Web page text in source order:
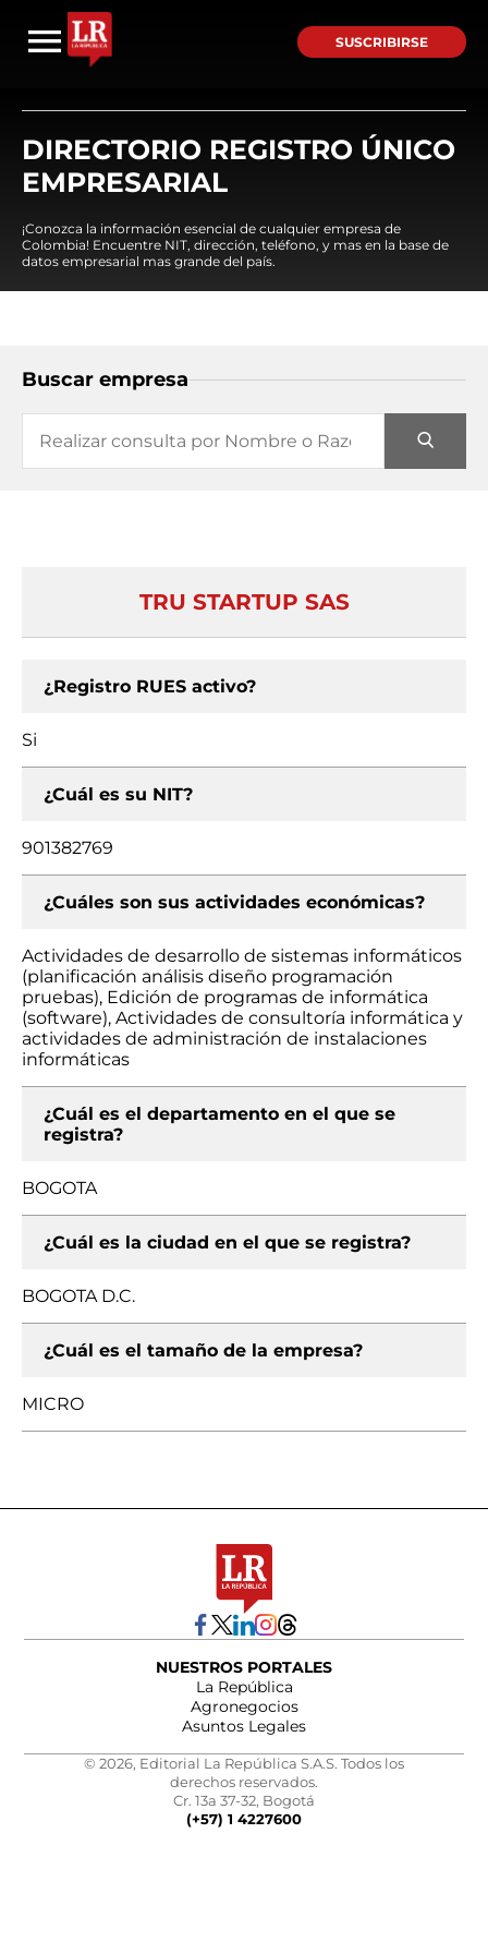
SUSCRIBIRSE
DIRECTORIO REGISTRO ÚNICO
EMPRESARIAL
¡Conozca la información esencial de cualquier empresa de
Colombia! Encuentre NIT, dirección, teléfono, y mas en la base de
datos empresarial mas grande del país.
Buscar empresa
TRU STARTUP SAS
¿Registro RUES activo?
Si
¿Cuál es su NIT?
901382769
¿Cuáles son sus actividades económicas?
Actividades de desarrollo de sistemas informáticos
(planificación análisis diseño programación
pruebas), Edición de programas de informática
(software), Actividades de consultoría informática y
actividades de administración de instalaciones
informáticas
¿Cuál es el departamento en el que se
registra?
BOGOTA
¿Cuál es la ciudad en el que se registra?
BOGOTA D.C.
¿Cuál es el tamaño de la empresa?
MICRO
NUESTROS PORTALES
La República
Agronegocios
Asuntos Legales
© 2026, Editorial La República S.A.S. Todos los
derechos reservados.
Cr. 13a 37-32, Bogotá
(+57) 1 4227600